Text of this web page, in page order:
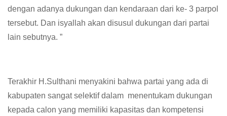
dengan adanya dukungan dan kendaraan dari ke- 3 parpol
tersebut. Dan isyallah akan disusul dukungan dari partai
lain sebutnya. ”
Terakhir H.Sulthani menyakini bahwa partai yang ada di
kabupaten sangat selektif dalam menentukam dukungan
kepada calon yang memiliki kapasitas dan kompetensi